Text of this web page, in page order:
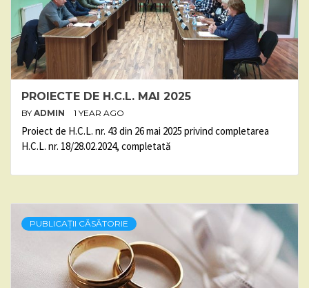
PROIECTE DE H.C.L. MAI 2025
BY ADMIN 1 YEAR AGO
Proiect de H.C.L. nr. 43 din 26 mai 2025 privind completarea
H.C.L. nr. 18/28.02.2024, completată
PUBLICAȚII CĂSĂTORIE